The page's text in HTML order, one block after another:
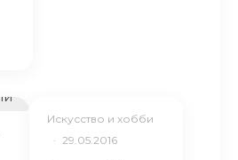
Искусство и хобби
· 29.05.2016